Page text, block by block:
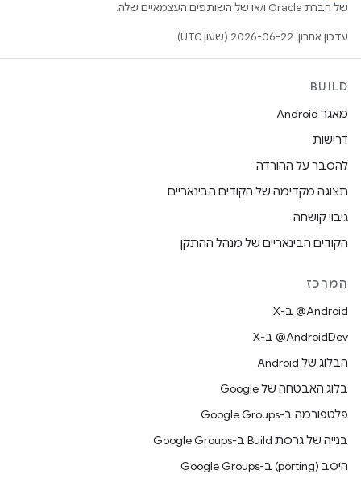
של חברת Oracle ו/או של השותפים העצמאיים שלה.
עדכון אחרון: 2026-06-22 (שעון UTC).
BUILD
מאגר Android
דרישות
להסבר על ההורדה
תצוגה מקדימה של הקודים הבינאריים
גיבוי קושחה
הקודים הבינאריים של מנהל ההתקן
המרכז
‫‎@Android ב-X
‫‎@AndroidDev ב-X
הבלוג של Android
בלוג האבטחה של Google
פלטפורמה ב-Google Groups
בנייה של גרסת Build ב-Google Groups
היסב (porting) ב-Google Groups